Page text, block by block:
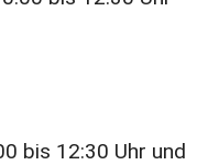
bis 12:30 Uhr und